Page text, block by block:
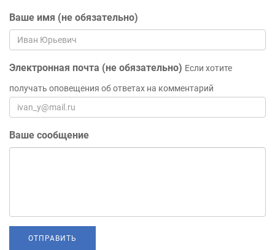
Ваше имя (не обязательно)
Электронная почта (не обязательно) Если хотите
получать оповещения об ответах на комментарий
Ваше сообщение